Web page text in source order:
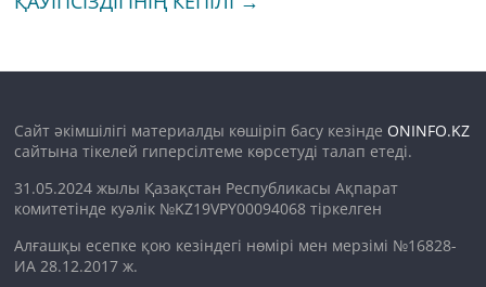
Сайт әкімшілігі материалды көшіріп басу кезінде ONINFO.KZ
сайтына тікелей гиперсілтеме көрсетуді талап етеді.
31.05.2024 жылы Қазақстан Республикасы Ақпарат
комитетінде куәлік №KZ19VPY00094068 тіркелген
Алғашқы есепке қою кезіндегі нөмірі мен мерзімі №16828-
ИА 28.12.2017 ж.